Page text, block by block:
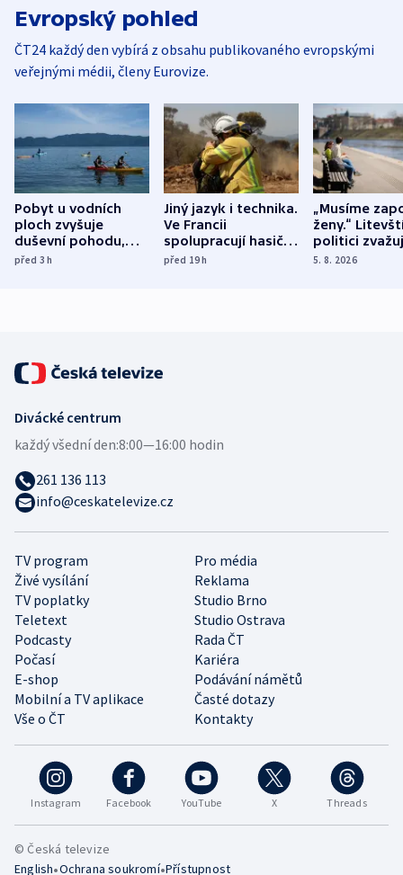
Evropský pohled
ČT24 každý den vybírá z obsahu publikovaného evropskými
veřejnými médii, členy Eurovize.
Pobyt u vodních
ploch zvyšuje
duševní pohodu,
ukázala
před 3h
Jiný jazyk i technika.
Ve Francii
spolupracují hasiči z
různých zemí
před 19h
„Musíme
ženy.“
politici
dohodu o
5. 8. 2026
Instagram Facebook YouTube X Threads
TV program
Pro média
Živé vysílání
Reklama
TV poplatky
Studio Brno
Teletext
Studio Ostrava
Podcasty
Rada ČT
Počasí
Kariéra
E-shop
Podávání námětů
Mobilní a TV aplikace
Časté dotazy
Vše o ČT
Kontakty
Divácké centrum
každý všední den:8:00—16:00 hodin
261 136 113
info@ceskatelevize.cz
© Česká televize
English•Ochrana soukromí•Přístupnost